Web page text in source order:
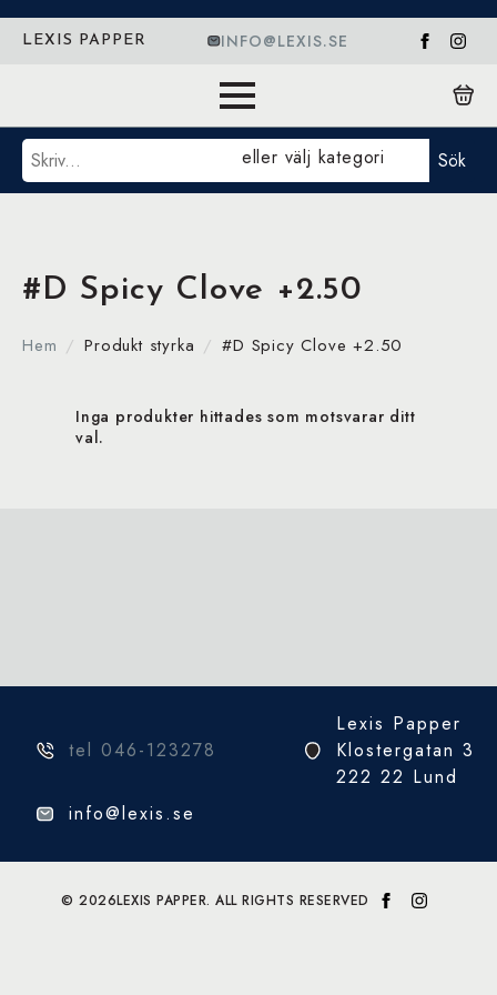
LEXIS PAPPER INFO@LEXIS.SE
Sök eller välj kategori Sök
#D Spicy Clove +2.50
Hem Produkt styrka #D Spicy Clove +2.50
Inga produkter hittades som motsvarar ditt
val.
tel 046-123278
Lexis Papper
Klostergatan 3
222 22 Lund
info@lexis.se
© 2026LEXIS PAPPER. ALL RIGHTS RESERVED